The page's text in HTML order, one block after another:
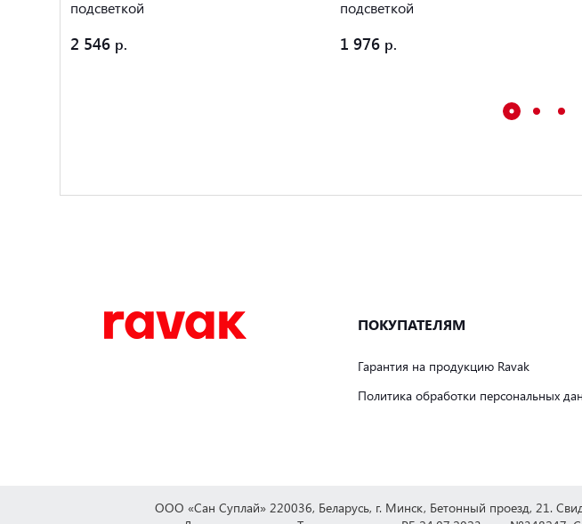
подсветкой
2 546
подсветкой
1 976
ПОКУПАТЕЛЯМ
Гарантия на продукцию Ravak
Политика обработки персональных
ООО «Сан Суплай» 220036, Беларусь, г. Минск, Бетонный проезд, 21.